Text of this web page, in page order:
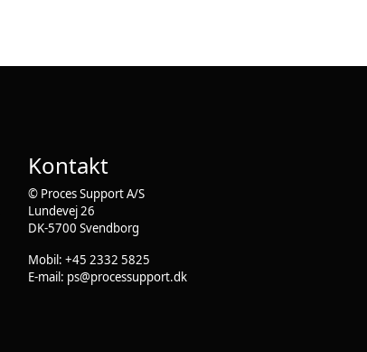
Kontakt
© Proces Support A/S
Lundevej 26
DK-5700 Svendborg
Mobil: +45 2332 5825
E-mail: ps@processupport.dk